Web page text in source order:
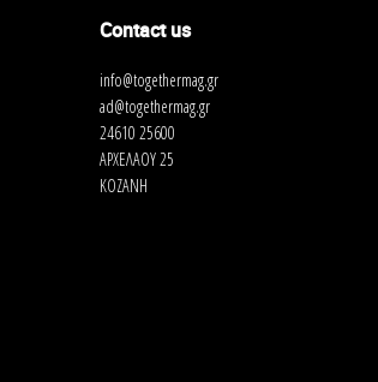
Contact us
info@togethermag.gr
ad@togethermag.gr
24610 25600
ΑΡΧΕΛΑΟΥ 25
ΚΟΖΑΝΗ